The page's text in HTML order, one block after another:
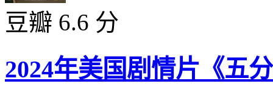
豆瓣 6.6 分
2024年美国剧情片《五